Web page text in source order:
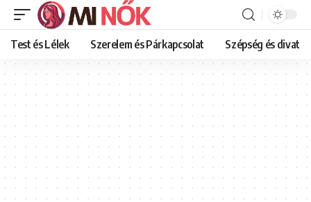
Test és Lélek Szerelem és Párkapcsolat Szépség és divat